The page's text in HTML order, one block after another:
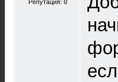
Репутация: 0